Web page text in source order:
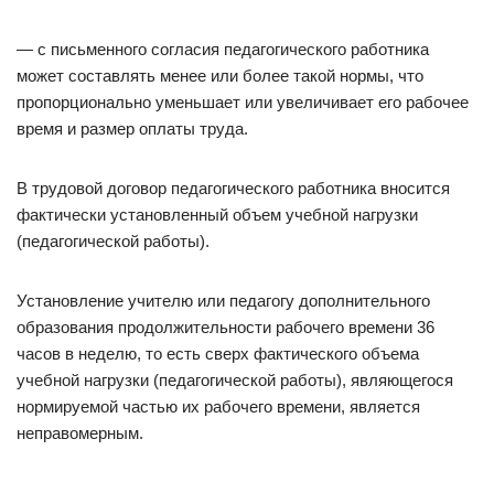
— с письменного согласия педагогического работника
может составлять менее или более такой нормы, что
пропорционально уменьшает или увеличивает его рабочее
время и размер оплаты труда.
В трудовой договор педагогического работника вносится
фактически установленный объем учебной нагрузки
(педагогической работы).
Установление учителю или педагогу дополнительного
образования продолжительности рабочего времени 36
часов в неделю, то есть сверх фактического объема
учебной нагрузки (педагогической работы), являющегося
нормируемой частью их рабочего времени, является
неправомерным.